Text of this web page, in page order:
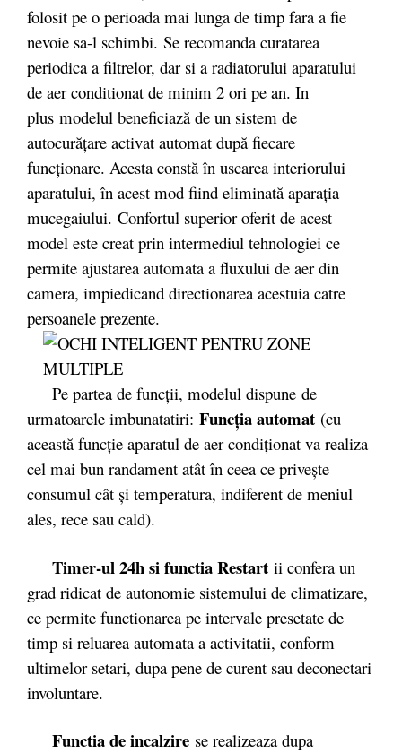
folosit pe o perioada mai lunga de timp fara a fie
nevoie sa-l schimbi. Se recomanda curatarea
periodica a filtrelor, dar si a radiatorului aparatului
de aer conditionat de minim 2 ori pe an. In
plus modelul beneficiază de un sistem de
autocurățare activat automat după fiecare
funcționare. Acesta constă în uscarea interiorului
aparatului, în acest mod fiind eliminată aparația
mucegaiului. Confortul superior oferit de acest
model este creat prin intermediul tehnologiei ce
permite ajustarea automata a fluxului de aer din
camera, impiedicand directionarea acestuia catre
persoanele prezente.
Pe partea de funcții, modelul dispune de
urmatoarele imbunatatiri: Funcţia automat (cu
această funcţie aparatul de aer condiţionat va realiza
cel mai bun randament atât în ceea ce priveşte
consumul cât şi temperatura, indiferent de meniul
ales, rece sau cald).
Timer-ul 24h si functia Restart ii confera un
grad ridicat de autonomie sistemului de climatizare,
ce permite functionarea pe intervale presetate de
timp si reluarea automata a activitatii, conform
ultimelor setari, dupa pene de curent sau deconectari
involuntare.
Functia de incalzire se realizeaza dupa